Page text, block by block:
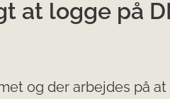
at logge på
og der arbejdes på at